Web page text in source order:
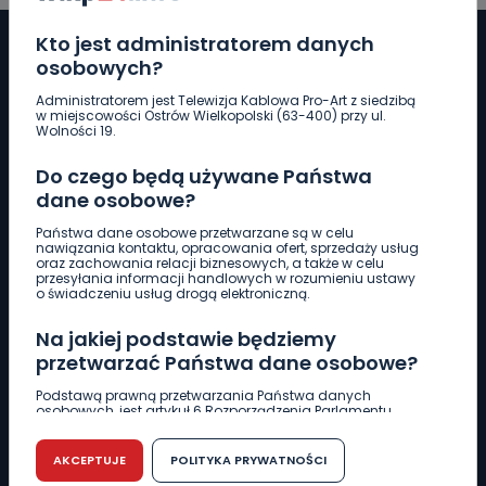
Kto jest administratorem danych
osobowych?
Administratorem jest Telewizja Kablowa Pro-Art z siedzibą
w miejscowości Ostrów Wielkopolski (63-400) przy ul.
Wolności 19.
Do czego będą używane Państwa
dane osobowe?
Państwa dane osobowe przetwarzane są w celu
nawiązania kontaktu, opracowania ofert, sprzedaży usług
oraz zachowania relacji biznesowych, a także w celu
przesyłania informacji handlowych w rozumieniu ustawy
o świadczeniu usług drogą elektroniczną.
Na jakiej podstawie będziemy
przetwarzać Państwa dane osobowe?
Podstawą prawną przetwarzania Państwa danych
osobowych, jest artykuł 6 Rozporządzenia Parlamentu
r. w sprawie ochrony osób fizycznych w związku z
przetwarzaniem danych osobowych w sprawie
swobodnego przepływu takich danych oraz uchylenia
AKCEPTUJE POLITYKA PRYWATNOŚCI
Pobierz logotyp
LINIA INTERWENCYJNA
661 997 997
REDAKCJA
62 735 22 22redakcja@wlkp24.info
DZIAŁ REKLAMY
62 735 01 85 reklama@wlkp24.info
WIADOMOŚCI